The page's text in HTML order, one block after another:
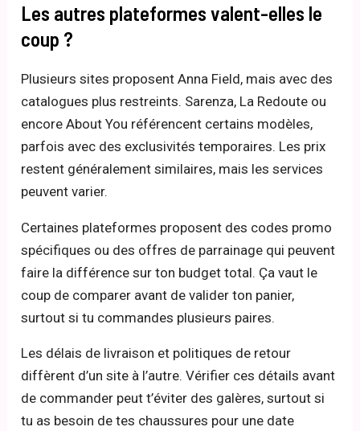
Les autres plateformes valent-elles le
coup ?
Plusieurs sites proposent Anna Field, mais avec des
catalogues plus restreints. Sarenza, La Redoute ou
encore About You référencent certains modèles,
parfois avec des exclusivités temporaires. Les prix
restent généralement similaires, mais les services
peuvent varier.
Certaines plateformes proposent des codes promo
spécifiques ou des offres de parrainage qui peuvent
faire la différence sur ton budget total. Ça vaut le
coup de comparer avant de valider ton panier,
surtout si tu commandes plusieurs paires.
Les délais de livraison et politiques de retour
diffèrent d’un site à l’autre. Vérifier ces détails avant
de commander peut t’éviter des galères, surtout si
tu as besoin de tes chaussures pour une date